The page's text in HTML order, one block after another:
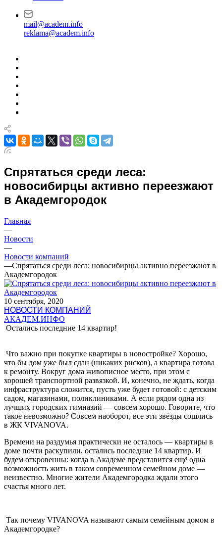
mail@academ.info
reklama@academ.info
Спрятаться среди леса:
новосибирцы активно переезжают
в Академгородок
Главная
—
Новости
—
Новости компаний
—Спрятаться среди леса: новосибирцы активно переезжают в
Академгородок
10 сентября, 2020
НОВОСТИ КОМПАНИЙ
АКАДЕМ.ИНФО
Остались последние 14 квартир!
Что важно при покупке квартиры в новостройке? Хорошо,
что бы дом уже был сдан (никаких рисков), а квартира готова
к ремонту. Вокруг дома живописное место, при этом с
хорошей транспортной развязкой. И, конечно, не ждать, когда
инфраструктура сложится, пусть уже будет готовой: с детским
садом, магазинами, поликлиниками. А если рядом одна из
лучших городских гимназий — совсем хорошо. Говорите, что
такое невозможно? Совсем наоборот, все эти звёзды сошлись
в ЖК VIVANOVA.
Времени на раздумья практически не осталось — квартиры в
доме почти раскупили, остались последние 14 квартир. И
будем откровенны: когда в Академе представится ещё одна
возможность жить в таком современном семейном доме —
неизвестно. Многие жители Академгородка ждали этого
счастья много лет.
Так почему VIVANOVA называют самым семейным домом в
Академгородке?